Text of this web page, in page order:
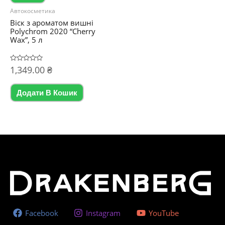
Автокосметика
Віск з ароматом вишні
Polychrom 2020 “Cherry
Wax”, 5 л
Оцінено
в
з
1,349.00 ₴
Додати В Кошик
Facebook Instagram YouTube